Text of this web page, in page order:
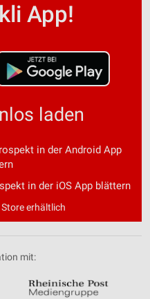
App!
laden
in der Android App
in der iOS App blättern
erhältlich
mit: